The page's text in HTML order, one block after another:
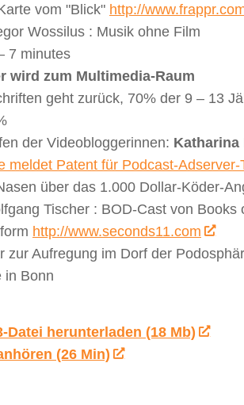
vom "Blick" http://
Wossilus : Musik ohne Film
7 minutes
wird zum Multimedia-Raum
geht zurück, 70% der 9 – 13
der Videobloggerinnen: Katharina
meldet Patent für Podcast-Adserver-
über das 1.000 Dollar-Köder-
Tischer : BOD-Cast von Books
http://www.seconds11.com
zur Aufregung im Dorf der
in Bonn
Datei herunterladen (18 Mb)
(26 Min)